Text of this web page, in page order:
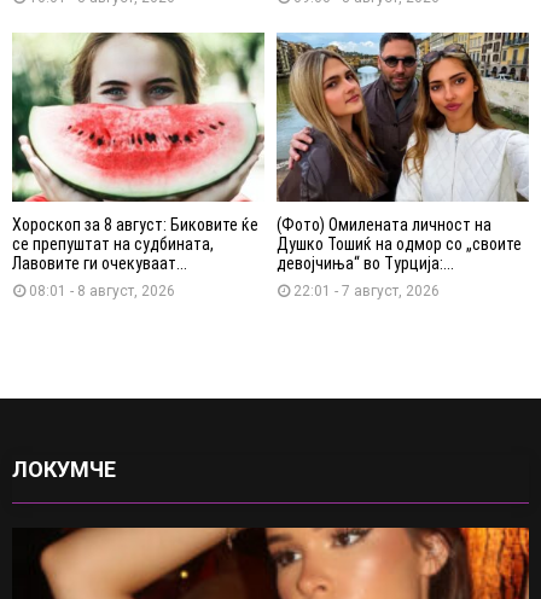
Хороскоп за 8 август: Биковите ќе
се препуштат на судбината,
Лавовите ги очекуваат...
08:01 - 8 август, 2026
(Фото) Омилената личност на
Душко Тошиќ на одмор со „своите
девојчиња“ во Турција:...
22:01 - 7 август, 2026
ЛОКУМЧЕ